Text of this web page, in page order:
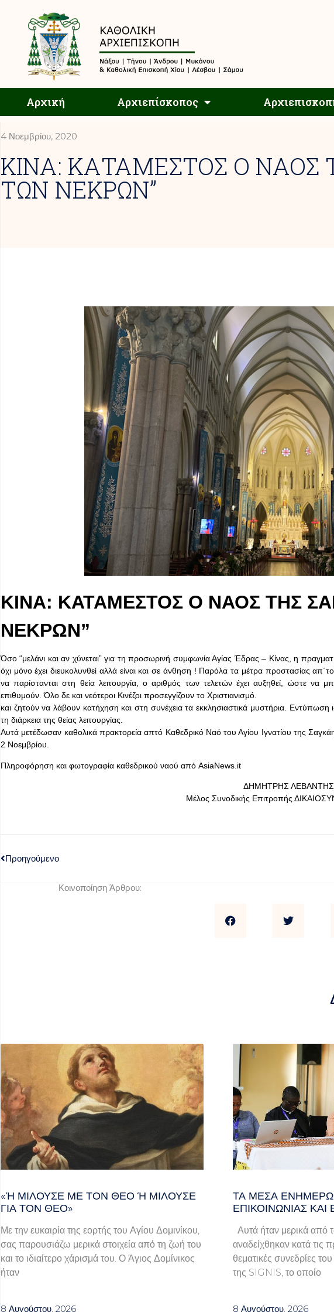
Αρχική Αρχιεπίσκοπος
4 Νοεμβρίου, 2020
KINA: ΚΑΤΑΜΕΣΤΟΣ Ο ΝΑΟΣ
ΤΩΝ ΝΕΚΡΩΝ”
KINA: ΚΑΤΑΜΕΣΤΟΣ Ο ΝΑΟΣ ΤΗΣ
ΝΕΚΡΩΝ”
Όσο “μελάνι και αν χύνεται” για τη προσωρινή συμφωνία Αγίας Έδρας – Κίνας, η
όχι μόνο έχει διευκολυνθεί αλλά είναι και σε άνθηση ! Παρόλα τα μέτρα προστασίας
να παρίστανται στη θεία λειτουργία, ο αριθμός των τελετών έχει αυξηθεί, ώστε
επιθυμούν. Όλο δε και νεότεροι Κινέζοι προσεγγίζουν το Χριστιανισμό.
και ζητούν να λάβουν κατήχηση και στη συνέχεια τα εκκλησιαστικά μυστήρια. Εντύπωση
τη διάρκεια της θείας λειτουργίας.
Αυτά μετέδωσαν καθολικά πρακτορεία απτό Καθεδρικό Ναό του Αγίου Ιγνατίου της
2 Νοεμβρίου.
Πληροφόρηση και φωτογραφία καθεδρικού ναού από AsiaΝews.it
ΔΗΜΗΤΡΗΣ ΛΕΒΑΝΤΗΣ
Μέλος Συνοδικής Επιτροπής
Προηγούμενο
Κοινοποίηση Άρθρου:
«Ή ΜΙΛΟΎΣΕ ΜΕ ΤΟΝ ΘΕΌ Ή ΜΙΛΟΎΣΕ ΓΙ
Α ΤΟΝ ΘΕΌ»
Με την ευκαιρία της εορτής του Αγίου Δομινίκου,
σας παρουσιάζω μερικά στοιχεία από τη ζωή του
και το ιδιαίτερο χάρισμά του. Ο Άγιος Δομίνικος
ήταν
8 Αυγούστου, 2026
ΤΑ ΜΈΣΑ
ΕΠΙΚΟΙΝΩΝΊΑΣ
Αυτά ήταν μερικά από
αναδείχθηκαν κατά τις
θεματικές συνεδρίες
της SIGNIS, το οποίο
8 Αυγούστου, 2026